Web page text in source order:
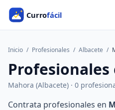
Inicio / Profesionales / Albacete /
Mahora (Albacete) · 0
Contrata profesionales en